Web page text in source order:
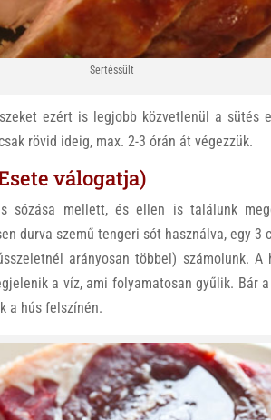
Sertéssült
ezért is legjobb közvetlenül a sütés
rövid ideig, max. 2-3 órán át végezzük.
válogatja)
sózása mellett, és ellen is találunk
durva szemű tengeri sót használva, egy 3
arányosan többel) számolunk.
a víz, ami folyamatosan gyűlik. Bár
a hús felszínén.